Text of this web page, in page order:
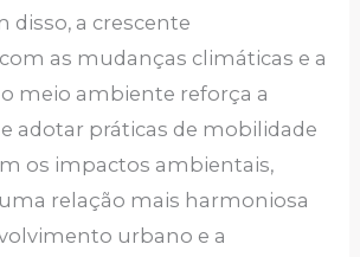
disso, a crescente
as mudanças climáticas e a
meio ambiente reforça a
adotar práticas de mobilidade
os impactos ambientais,
relação mais harmoniosa
urbano e a